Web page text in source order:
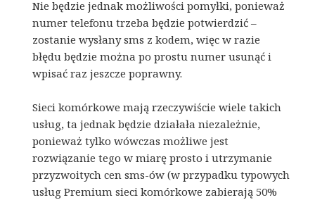
Nie będzie jednak możliwości pomyłki, ponieważ
numer telefonu trzeba będzie potwierdzić –
zostanie wysłany sms z kodem, więc w razie
błędu będzie można po prostu numer usunąć i
wpisać raz jeszcze poprawny.
Sieci komórkowe mają rzeczywiście wiele takich
usług, ta jednak będzie działała niezależnie,
ponieważ tylko wówczas możliwe jest
rozwiązanie tego w miarę prosto i utrzymanie
przyzwoitych cen sms-ów (w przypadku typowych
usług Premium sieci komórkowe zabierają 50%